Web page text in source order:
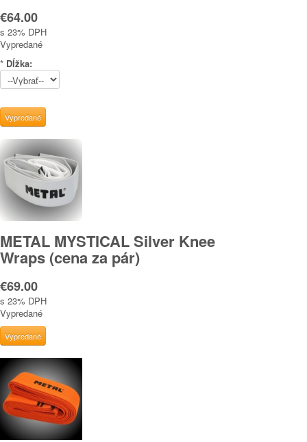
€64.00
s 23% DPH
Vypredané
* Dĺžka:
METAL MYSTICAL Silver Knee
Wraps (cena za pár)
€69.00
s 23% DPH
Vypredané